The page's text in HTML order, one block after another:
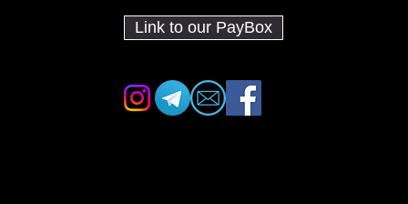
Link to our PayBox